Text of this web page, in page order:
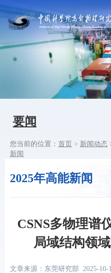
要闻
2025年高能新闻
您当前的位置： 首页 > 新闻动态
新闻
CSNS多物理谱
局域结构领
文章来源：东莞研究部 2025-10-